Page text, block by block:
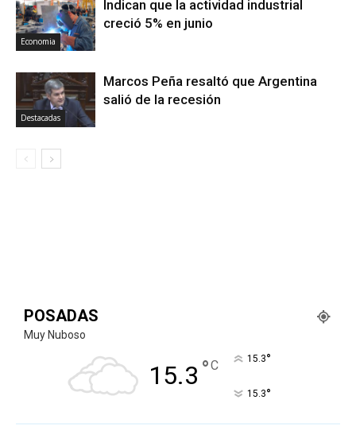
Economia
Indican que la actividad industrial
creció 5% en junio
Destacadas
Marcos Peña resaltó que Argentina
salió de la recesión
POSADAS
Muy Nuboso
15.3 °C 15.3°
15.3°